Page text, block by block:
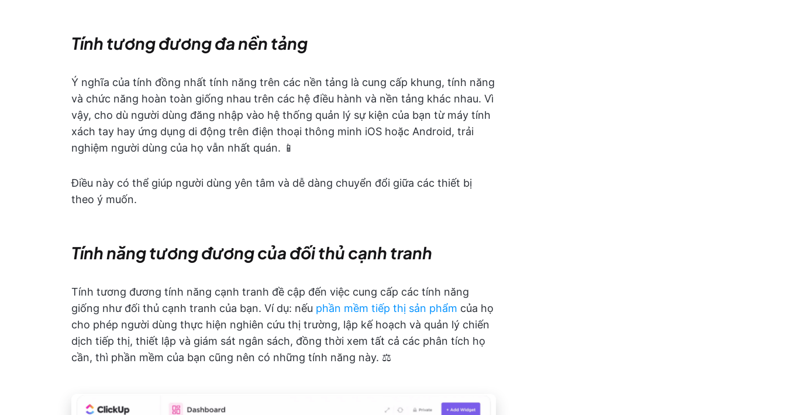
Tính tương đương đa nền tảng
Ý nghĩa của tính đồng nhất tính năng trên các nền tảng là cung cấp khung, tính năng
và chức năng hoàn toàn giống nhau trên các hệ điều hành và nền tảng khác nhau. Vì
vậy, cho dù người dùng đăng nhập vào hệ thống quản lý sự kiện của bạn từ máy tính
xách tay hay ứng dụng di động trên điện thoại thông minh iOS hoặc Android, trải
nghiệm người dùng của họ vẫn nhất quán. 📱
Điều này có thể giúp người dùng yên tâm và dễ dàng chuyển đổi giữa các thiết bị
theo ý muốn.
Tính năng tương đương của đối thủ cạnh tranh
Tính tương đương tính năng cạnh tranh đề cập đến việc cung cấp các tính năng
giống như đối thủ cạnh tranh của bạn. Ví dụ: nếu phần mềm tiếp thị sản phẩm của họ
cho phép người dùng thực hiện nghiên cứu thị trường, lập kế hoạch và quản lý chiến
dịch tiếp thị, thiết lập và giám sát ngân sách, đồng thời xem tất cả các phân tích họ
cần, thì phần mềm của bạn cũng nên có những tính năng này. ⚖️